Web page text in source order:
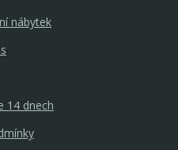
nábytek
14 dnech